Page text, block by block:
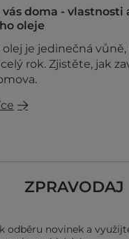
doma - vlastnosti
oleje
je jedinečná vůně,
rok. Zjistěte, jak
ZPRAVODAJ
odběru novinek a